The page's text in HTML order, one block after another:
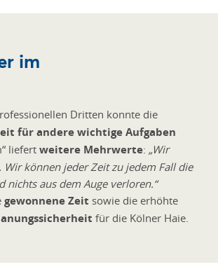
im
Dritten konnte die
für andere wichtige Aufgaben
liefert weitere Mehrwerte: „Wir
können jeder Zeit zu jedem Fall die
nichts aus dem Auge verloren.“
gewonnene Zeit sowie die erhöhte
für die Kölner Haie.